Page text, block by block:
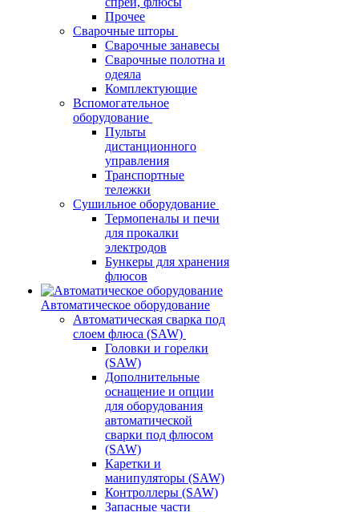
Прочее
Сварочные шторы
Сварочные занавесы
Сварочные полотна и
одеяла
Комплектующие
Вспомогательное
оборудование
Пульты
дистанционного
управления
Транспортные
тележки
Сушильное оборудование
Термопеналы и печи
для прокалки
электродов
Бункеры для хранения
флюсов
Автоматическое оборудование
Автоматическая сварка под
слоем флюса (SAW)
Головки и горелки
(SAW)
Дополнительные
оснащение и опции
для оборудования
автоматической
сварки под флюсом
(SAW)
Каретки и
манипуляторы (SAW)
Контроллеры (SAW)
Запасные части